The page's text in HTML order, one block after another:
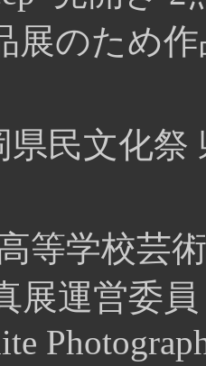
展のため
県民文化
等学校芸
展運営委員